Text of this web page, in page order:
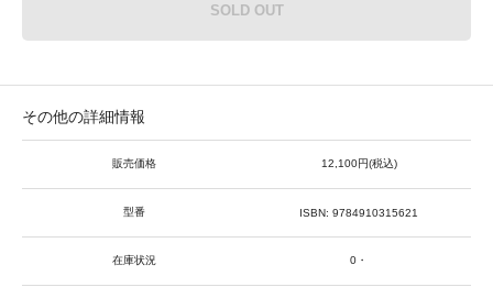
SOLD OUT
その他の詳細情報
販売価格 12,100円(税込)
型番 ISBN: 9784910315621
在庫状況 0・